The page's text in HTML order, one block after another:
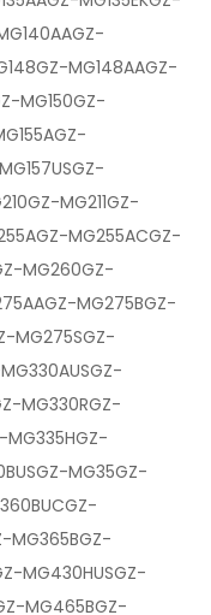
MG148AAGZ-
MG150GZ-
MG211GZ-
MG255ACGZ-
MG260GZ-
MG275BGZ-
MG275SGZ-
MG330RGZ-
MG335HGZ-
MG35GZ-
MG365BGZ-
MG430HUSGZ-
MG465BGZ-